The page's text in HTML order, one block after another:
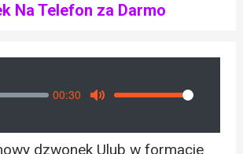
Na Telefon za Darmo
00:30
Volume
dzwonek Ulub w formacie